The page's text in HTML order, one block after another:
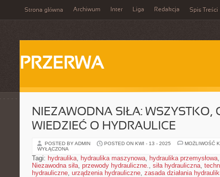
Strona główna Archiwum Inter Liga Redakcja Spis Treści
PRZERWA
NIEZAWODNA SIŁA: WSZYSTKO,
WIEDZIEĆ O HYDRAULICE
POSTED BY ADMIN POSTED ON KWI - 13 - 2025
MOŻLIWOŚĆ
WYŁĄCZONA
Tagi: hydraulika, hydraulika maszynowa, hydraulika przemysłowa
Niezawodna siła, przewody hydrauliczne., siła hydrauliczna,
hydrauliczne, urządzenia hydrauliczne, zasada działania